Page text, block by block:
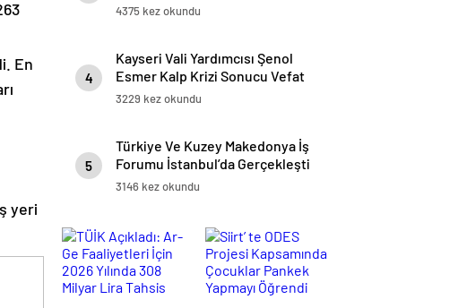
En
yeri
Ekicioğlu ile Buluştu
4375 kez okundu
4
Kayseri Vali Yardımcısı Şenol
Esmer Kalp Krizi Sonucu Vefat
Etti
3229 kez okundu
5
Türkiye Ve Kuzey Makedonya İş
Forumu İstanbul’da Gerçekleşti
3146 kez okundu